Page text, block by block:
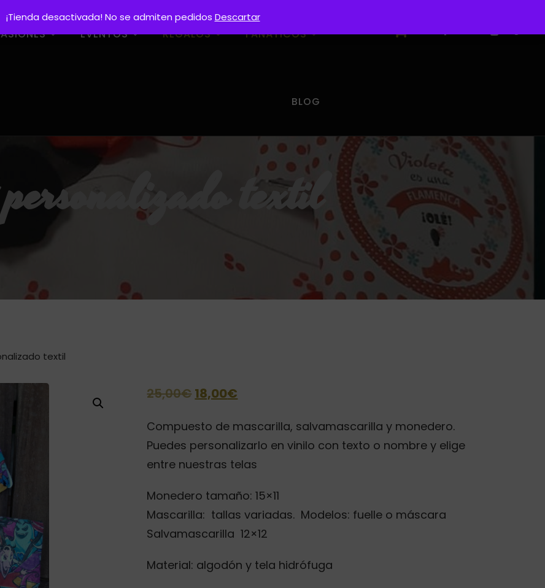
EVENTOS REGALOS FANÁTICOS
BLOG
textil
textil
25,00€ El
original
era:
18,00€
actual
es:
Compuesto de mascarilla, salvamascarilla y monedero.
Puedes personalizarlo en vinilo con texto o nombre y elige
entre nuestras telas
Monedero tamaño: 15×11
Mascarilla: tallas variadas. Modelos: fuelle o máscara
Salvamascarilla 12×12
Material: algodón y tela hidrófuga
¡Tienda desactivada! No se admiten pedidos Descartar